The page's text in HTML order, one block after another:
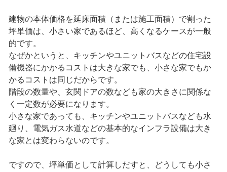
建物の本体価格を延床面積（または施工面積）で割った
坪単価は、小さい家であるほど、高くなるケースが一般
的です。
なぜかというと、キッチンやユニットバスなどの住宅設
備機器にかかるコストは大きな家でも、小さな家でもか
かるコストは同じだからです。
階段の数量や、玄関ドアの数なども家の大きさに関係な
く一定数が必要になります。
小さな家であっても、キッチンやユニットバスなども水
廻り、電気ガス水道などの基本的なインフラ設備は大き
な家とは変わらないのです。
ですので、坪単価として計算しだすと、どうしても小さ